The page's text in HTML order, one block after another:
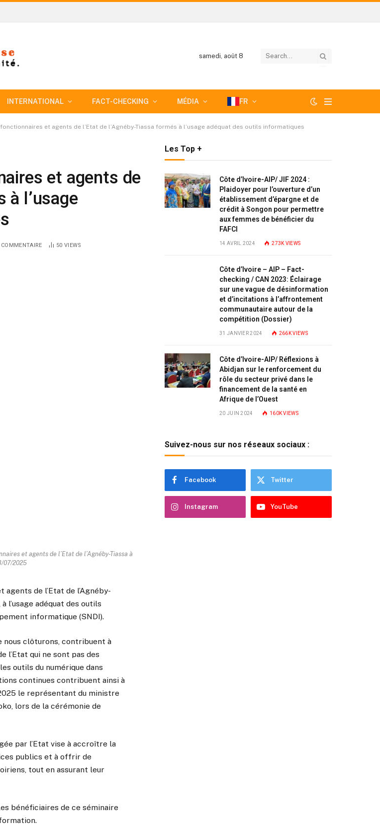
samedi, août 8
INTERNATIONAL FACT-CHECKING MÉDIA FR
fonctionnaires et agents de l’Etat de l’Agnéby-Tiassa formés à l’usage adéquat des outils informatiques
et agents de
à l’usage
50 VIEWS
et agents de l’Etat de l’Agnéby-Tiassa à
07/2025
de l’Etat de l’Agnéby-
l’usage adéquat des outils
informatique (SNDI).
nous clôturons, contribuent à
l’Etat qui ne sont pas des
outils du numérique dans
continues contribuent ainsi à
le représentant du ministre
lors de la cérémonie de
par l’Etat vise à accroître la
publics et à offrir de
tout en assurant leur
bénéficiaires de ce séminaire
Les Top +
Côte d’Ivoire-AIP/ JIF 2024 :
Plaidoyer pour l’ouverture d’un
établissement d’épargne et de
crédit à Songon pour permettre
aux femmes de bénéficier du
FAFCI
14 AVRIL 2024 273K VIEWS
Côte d’Ivoire – AIP – Fact-
checking / CAN 2023: Éclairage
sur une vague de désinformation
et d’incitations à l’affrontement
communautaire autour de la
compétition (Dossier)
31 JANVIER 2024 266KVIEWS
Côte d’Ivoire-AIP/ Réflexions à
Abidjan sur le renforcement du
rôle du secteur privé dans le
financement de la santé en
Afrique de l’Ouest
20 JUIN 2024 160KVIEWS
Suivez-nous sur nos réseaux sociaux :
Facebook Twitter
Instagram YouTube